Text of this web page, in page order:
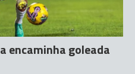
encaminha goleada